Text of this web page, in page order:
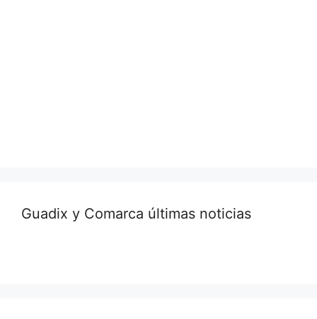
Guadix y Comarca últimas noticias